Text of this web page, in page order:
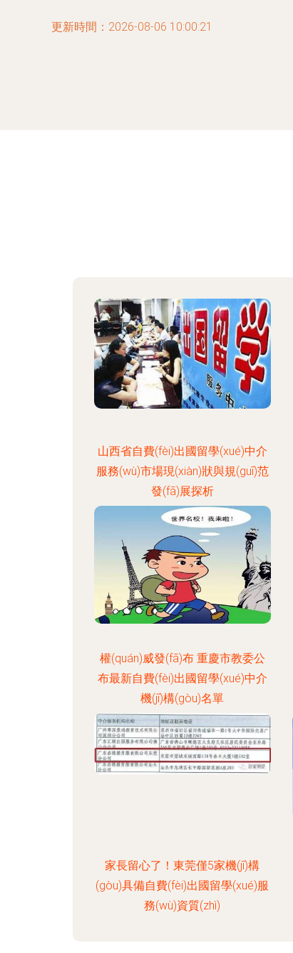
更新時間：2026-08-06 10:00:21
山西省自費(fèi)出國留學(xué)中介
服務(wù)市場現(xiàn)狀與規(guī)范
發(fā)展探析
權(quán)威發(fā)布 重慶市教委公
布最新自費(fèi)出國留學(xué)中介
機(jī)構(gòu)名單
家長留心了！東莞僅5家機(jī)構
(gòu)具備自費(fèi)出國留學(xué)服
務(wù)資質(zhì)